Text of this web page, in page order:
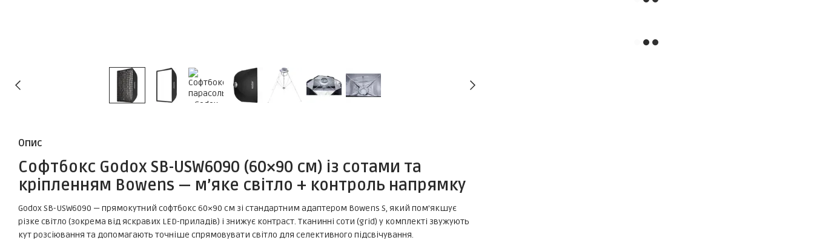
Опис
Софтбокс Godox SB-USW6090 (60×90 см) із сотами та
кріпленням Bowens — м’яке світло + контроль напрямку
Godox SB-USW6090 — прямокутний софтбокс 60×90 см зі стандартним адаптером Bowens S, який пом’якшує
різке світло (зокрема від яскравих LED-приладів) і знижує контраст. Тканинні соти (grid) у комплекті звужують
кут розсіювання та допомагають точніше спрямовувати світло для селективного підсвічування.